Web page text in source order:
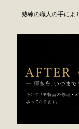
熟練の職人の手によ